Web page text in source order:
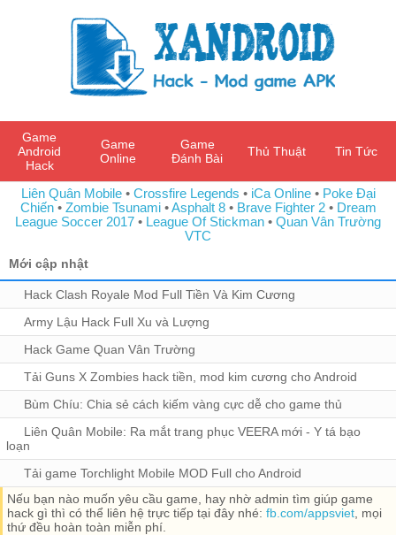
Game
Android
Hack
Game
Online
Game
Đánh Bài
Thủ Thuật Tin Tức
Liên Quân Mobile• Crossfire Legends • iCa Online• Poke Đại
Chiến• Zombie Tsunami•Asphalt 8• Brave Fighter 2• Dream
League Soccer 2017 • League Of Stickman • Quan Vân Trường
VTC
Mới cập nhật
Hack Clash Royale Mod Full Tiền Và Kim Cương
Army Lậu Hack Full Xu và Lượng
Hack Game Quan Vân Trường
Tải Guns X Zombies hack tiền, mod kim cương cho Android
Bùm Chíu: Chia sẻ cách kiếm vàng cực dễ cho game thủ
Liên Quân Mobile: Ra mắt trang phục VEERA mới - Y tá bạo
loạn
Tải game Torchlight Mobile MOD Full cho Android
Nếu bạn nào muốn yêu cầu game, hay nhờ admin tìm giúp game
hack gì thì có thể liên hệ trực tiếp tại đây nhé: fb.com/appsviet , mọi
thứ đều hoàn toàn miễn phí.